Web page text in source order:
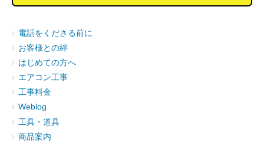
電話をくださる前に
お客様との絆
はじめての方へ
エアコン工事
工事料金
Weblog
工具・道具
商品案内